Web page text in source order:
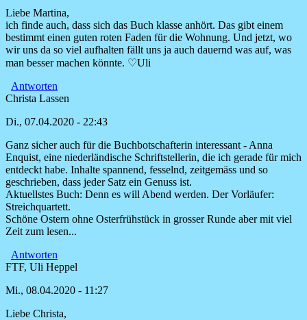
Antwort
auf
Beide
Bücher
sehr
von
Liebe Martina,
ich finde auch, dass sich das Buch klasse anhört. Das gibt einem
bestimmt einen guten roten Faden für die Wohnung. Und jetzt, wo
wir uns da so viel aufhalten fällt uns ja auch dauernd was auf, was
man besser machen könnte. ♡Uli
Antworten
Christa Lassen
Di., 07.04.2020 - 22:43
Ganz sicher auch für die Buchbotschafterin interessant - Anna
Enquist, eine niederländische Schriftstellerin, die ich gerade für mich
entdeckt habe. Inhalte spannend, fesselnd, zeitgemäss und so
geschrieben, dass jeder Satz ein Genuss ist.
Aktuellstes Buch: Denn es will Abend werden. Der Vorläufer:
Streichquartett.
Schöne Ostern ohne Osterfrühstück in grosser Runde aber mit viel
Zeit zum lesen...
Antworten
FTF, Uli Heppel
Mi., 08.04.2020 - 11:27
Liebe Christa,